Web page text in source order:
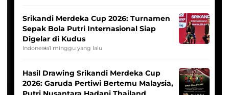
Srikandi Merdeka Cup 2026: Turnamen
Sepak Bola Putri Internasional Siap
Digelar di Kudus
Indonesia1 minggu yang lalu
Hasil Drawing Srikandi Merdeka Cup
2026: Garuda Pertiwi Bertemu Malaysia,